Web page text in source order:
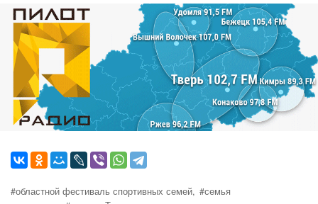
#областной фестиваль спортивных семей, #семья